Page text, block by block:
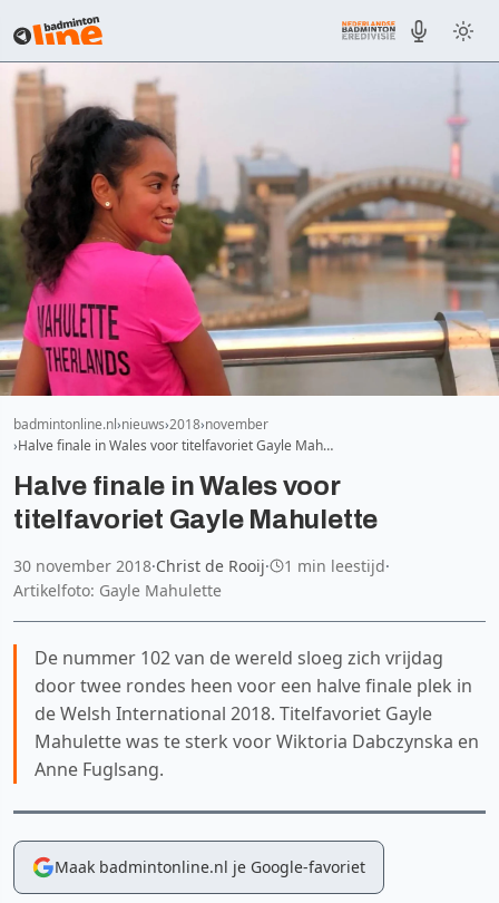
badmintonline.nl nieuws 2018 november
Halve finale in Wales voor titelfavoriet Gayle Mah…
Halve finale in Wales voor
titelfavoriet Gayle Mahulette
30 november 2018·Christ de Rooij· 1 min leestijd·
Artikelfoto: Gayle Mahulette
De nummer 102 van de wereld sloeg zich vrijdag
door twee rondes heen voor een halve finale plek in
de Welsh International 2018. Titelfavoriet Gayle
Mahulette was te sterk voor Wiktoria Dabczynska en
Anne Fuglsang.
Maak badmintonline.nl je Google-favoriet